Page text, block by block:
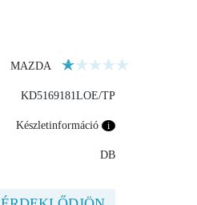
MAZDA
KD5169181LOE/TP
Készletinformáció i
DB